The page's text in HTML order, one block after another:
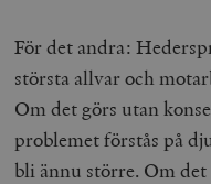
För det andra:
största allvar och
Om det görs utan
problemet förstås på
bli ännu större. Om